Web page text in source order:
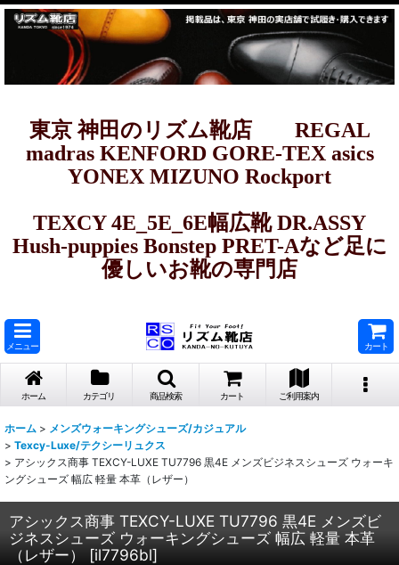
東京 神田のリズム靴店 REGAL
madras KENFORD GORE-TEX asics
YONEX MIZUNO Rockport
TEXCY 4E_5E_6E幅広靴 DR.ASSY
Hush-puppies Bonstep PRET-Aなど足に
優しいお靴の専門店
メニュー カート
ホーム カテゴリ 商品検索 カート ご利用案内
ホーム > メンズウォーキングシューズ/カジュアル
> Texcy-Luxe/テクシーリュクス
> アシックス商事 TEXCY-LUXE TU7796 黒4E メンズビジネスシューズ ウォーキ
ングシューズ 幅広 軽量 本革（レザー）
アシックス商事 TEXCY-LUXE TU7796 黒4E メンズビ
ジネスシューズ ウォーキングシューズ 幅広 軽量 本革
（レザー）
[il7796bl]